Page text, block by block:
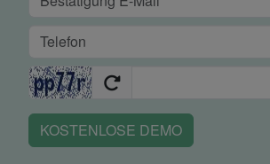
KOSTENLOSE DEMO